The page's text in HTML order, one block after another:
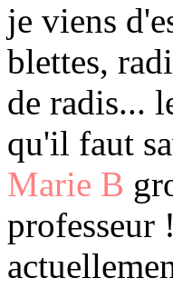
je viens
blettes,
de radis...
qu'il faut
Marie B
professeur